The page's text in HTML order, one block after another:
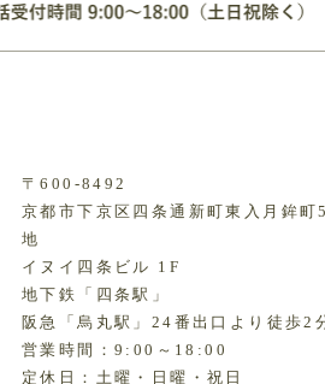
〒600-8492
京都市下京区四条通新町東入月鉾町
地
イヌイ四条ビル 1F
地下鉄「四条駅」
阪急「烏丸駅」24番出口より徒歩2
営業時間：9:00～18:00
定休日：土曜・日曜・ 祝日